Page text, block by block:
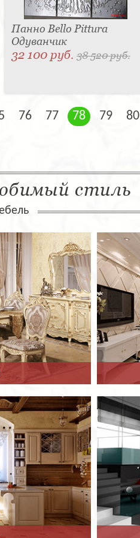
Панно Bello Pittura
Одуванчик
32 100 руб. 38 520 руб.
76 77 78 79 80
стиль